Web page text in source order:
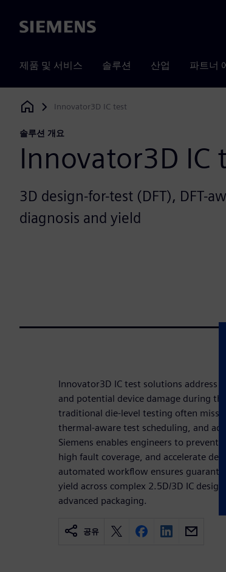
Siemens
제품 및 서비스 솔루션 산업 파트너
Siemens Digital Industries Software
Innovator3D IC test
솔루션 개요
Innovator3D IC
3D design-for-test (DFT), DFT-
diagnosis and yield
Innovator3D IC test solutions address
and potential device damage during
traditional die-level testing often
thermal-aware test scheduling, and
Siemens enables engineers to prevent
high fault coverage, and accelerate
automated workflow ensures
yield across complex 2.5D/3D IC
advanced packaging.
공유